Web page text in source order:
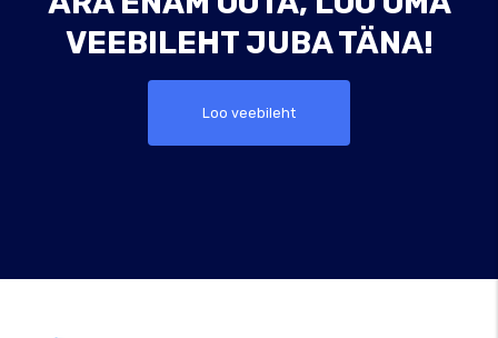
VEEBILEHT JUBA TÄNA!
Loo veebileht